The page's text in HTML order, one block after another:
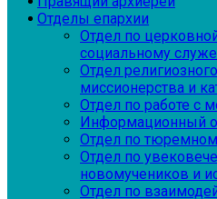
Отделы епархии
Отдел по
социальному
Отдел
миссионерства и
Отдел по работе с
Информационный
Отдел по
Отдел по
новомучеников и
Отдел по